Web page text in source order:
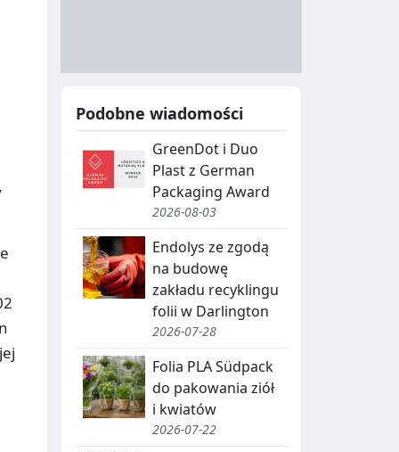
I
E
,
G
R
A
C
U
C
J
A
Podobne wiadomości
GreenDot i Duo
Plast z German
Packaging Award
2026-08-03
Endolys ze zgodą
na budowę
zakładu recyklingu
folii w Darlington
2026-07-28
Folia PLA Südpack
do pakowania ziół
i kwiatów
2026-07-22